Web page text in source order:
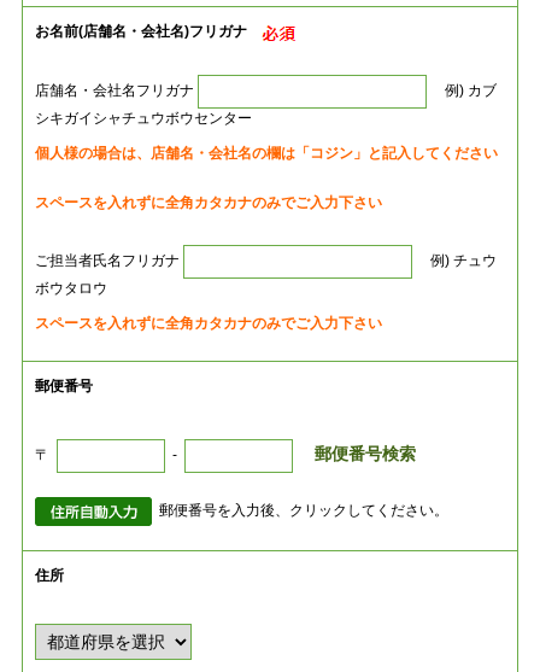
お名前(店舗名・会社名)フリガナ
店舗名・会社名フリガナ
例) カブ
シキガイシャチュウボウセンター
個人様の場合は、店舗名・会社名の欄は「コジン」と記入してください
スペースを入れずに全角カタカナのみでご入力下さい
ご担当者氏名フリガナ
例) チュウ
ボウタロウ
スペースを入れずに全角カタカナのみでご入力下さい
郵便番号
〒 - 郵便番号検索
郵便番号を入力後、クリックしてください。
住所